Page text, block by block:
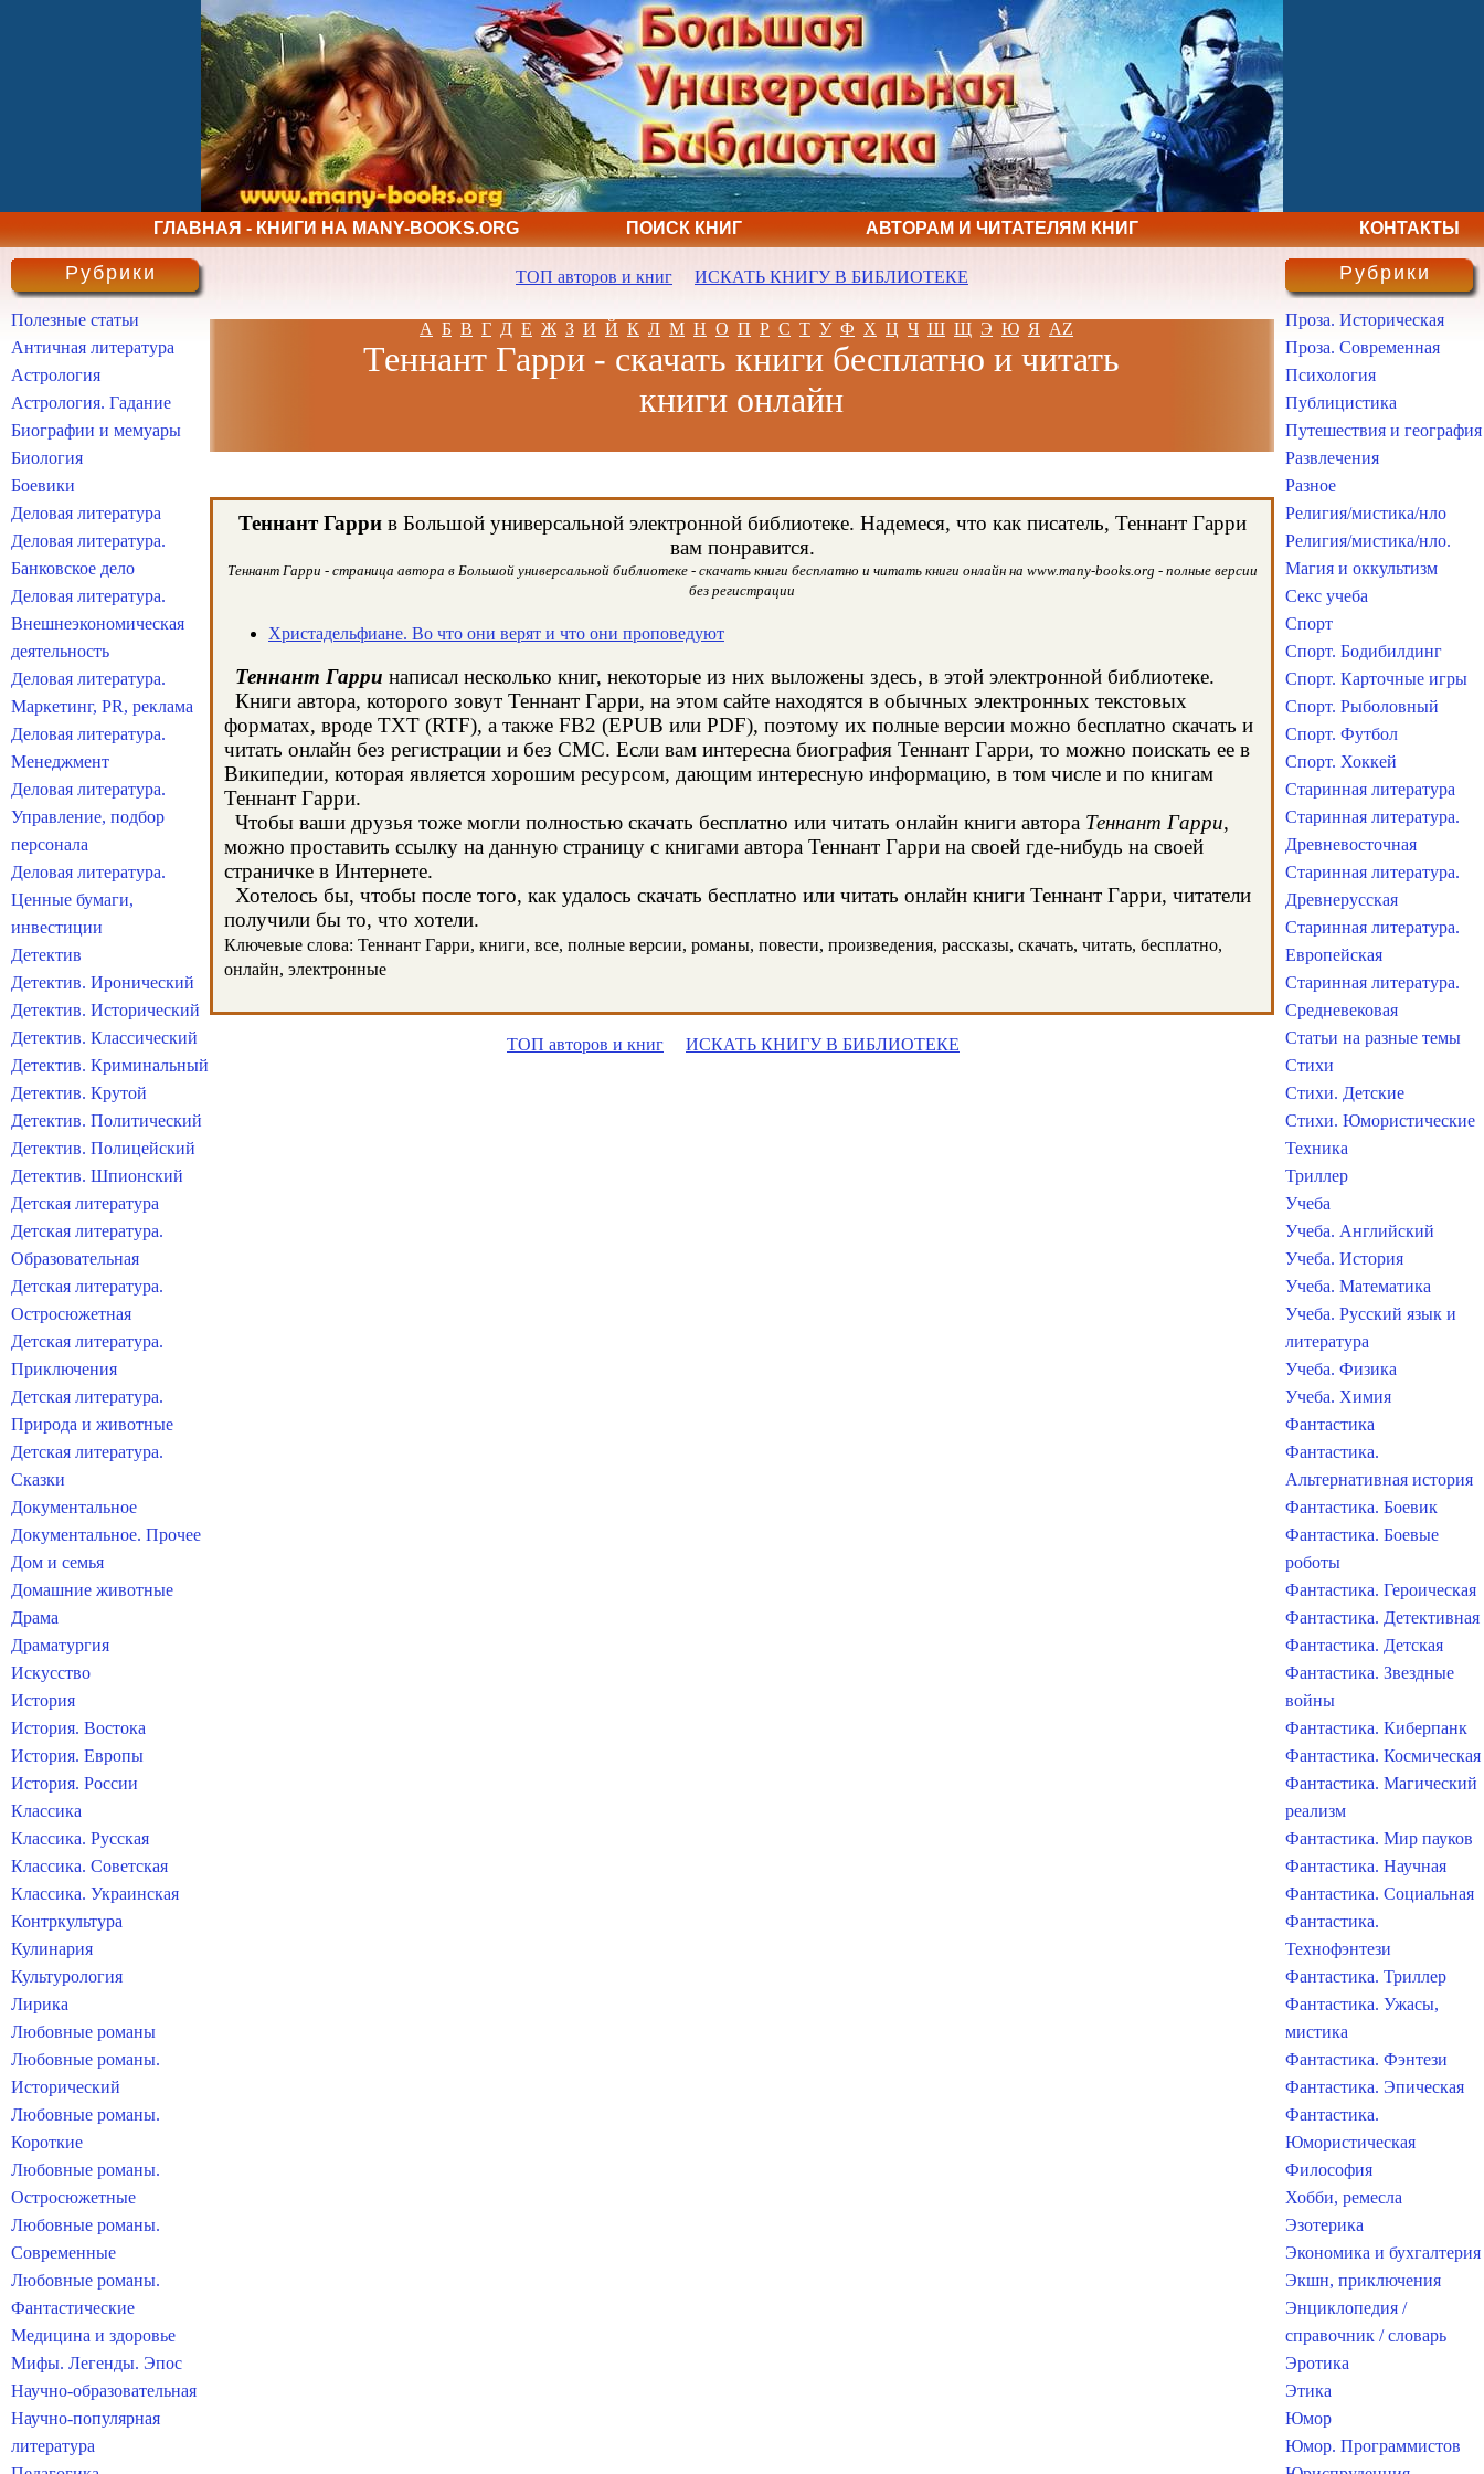
ГЛАВНАЯ - КНИГИ НА MANY-BOOKS.ORG ПОИСК КНИГ АВТОРАМ И ЧИТАТЕЛЯМ КНИГ КОНТАКТЫ
ТОП авторов и книг ИСКАТЬ КНИГУ В БИБЛИОТЕКЕ
А Б В Г Д Е Ж З И Й К Л М Н О П Р С Т У Ф Х Ц Ч Ш Щ Э Ю Я AZ
Теннант Гарри - скачать книги бесплатно и читать
книги онлайн
Теннант Гаррив Большой универсальной электронной библиотеке. Надемеся, что как писатель, Теннант Гарри
вам понравится.
Теннант Гарри - страница автора в Большой универсальной библиотеке - скачать книги бесплатно и читать книги онлайн на www.many-books.org - полные версии
без регистрации
Христадельфиане. Во что они верят и что они проповедуют
Теннант Гарри написал несколько книг, некоторые из них выложены здесь, в этой электронной библиотеке.
Книги автора, которого зовут Теннант Гарри, на этом сайте находятся в обычных электронных текстовых
форматах, вроде TXT (RTF), а также FB2 (EPUB или PDF), поэтому их полные версии можно бесплатно скачать и
читать онлайн без регистрации и без СМС. Если вам интересна биография Теннант Гарри, то можно поискать ее в
Википедии, которая является хорошим ресурсом, дающим интересную информацию, в том числе и по книгам
Теннант Гарри.
Чтобы ваши друзья тоже могли полностью скачать бесплатно или читать онлайн книги автора Теннант Гарри,
можно проставить ссылку на данную страницу с книгами автора Теннант Гарри на своей где-нибудь на своей
страничке в Интернете.
Хотелось бы, чтобы после того, как удалось скачать бесплатно или читать онлайн книги Теннант Гарри, читатели
получили бы то, что хотели.
Ключевые слова: Теннант Гарри, книги, все, полные версии, романы, повести, произведения, рассказы, скачать, читать, бесплатно,
онлайн, электронные
ТОП авторов и книг ИСКАТЬ КНИГУ В БИБЛИОТЕКЕ
Рубрики
Полезные статьи
Античная литература
Астрология
Астрология. Гадание
Биографии и мемуары
Биология
Боевики
Деловая литература
Деловая литература.
Банковское дело
Деловая литература.
Внешнеэкономическая
деятельность
Деловая литература.
Маркетинг, PR, реклама
Деловая литература.
Менеджмент
Деловая литература.
Управление, подбор
персонала
Деловая литература.
Ценные бумаги,
инвестиции
Детектив
Детектив. Иронический
Детектив. Исторический
Детектив. Классический
Детектив. Криминальный
Детектив. Крутой
Детектив. Политический
Детектив. Полицейский
Детектив. Шпионский
Детская литература
Детская литература.
Образовательная
Детская литература.
Остросюжетная
Детская литература.
Приключения
Детская литература.
Природа и животные
Детская литература.
Сказки
Документальное
Документальное. Прочее
Дом и семья
Домашние животные
Драма
Драматургия
Искусство
История
История. Востока
История. Европы
История. России
Классика
Классика. Русская
Классика. Советская
Классика. Украинская
Контркультура
Кулинария
Культурология
Лирика
Любовные романы
Любовные романы.
Исторический
Любовные романы.
Короткие
Любовные романы.
Остросюжетные
Любовные романы.
Современные
Любовные романы.
Фантастические
Медицина и здоровье
Мифы. Легенды. Эпос
Научно-образовательная
Научно-популярная
литература
Рубрики
Проза. Историческая
Проза. Современная
Психология
Публицистика
Путешествия и география
Развлечения
Разное
Религия/мистика/нло
Религия/мистика/нло.
Магия и оккультизм
Секс учеба
Спорт
Спорт. Бодибилдинг
Спорт. Карточные игры
Спорт. Рыболовный
Спорт. Футбол
Спорт. Хоккей
Старинная литература
Старинная литература.
Древневосточная
Старинная литература.
Древнерусская
Старинная литература.
Европейская
Старинная литература.
Средневековая
Статьи на разные темы
Стихи
Стихи. Детские
Стихи. Юмористические
Техника
Триллер
Учеба
Учеба. Английский
Учеба. История
Учеба. Математика
Учеба. Русский язык и
литература
Учеба. Физика
Учеба. Химия
Фантастика
Фантастика.
Альтернативная история
Фантастика. Боевик
Фантастика. Боевые
роботы
Фантастика. Героическая
Фантастика. Детективная
Фантастика. Детская
Фантастика. Звездные
войны
Фантастика. Киберпанк
Фантастика. Космическая
Фантастика. Магический
реализм
Фантастика. Мир пауков
Фантастика. Научная
Фантастика. Социальная
Фантастика.
Технофэнтези
Фантастика. Триллер
Фантастика. Ужасы,
мистика
Фантастика. Фэнтези
Фантастика. Эпическая
Фантастика.
Юмористическая
Философия
Хобби, ремесла
Эзотерика
Экономика и бухгалтерия
Экшн, приключения
Энциклопедия /
справочник / словарь
Эротика
Этика
Юмор
Юмор. Программистов